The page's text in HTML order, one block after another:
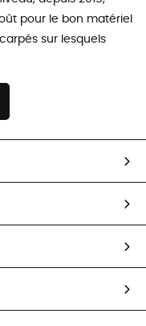
pour le bon matériel
sur lesquels